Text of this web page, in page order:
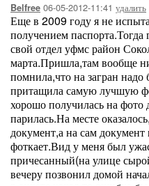
Belfree 06-05-2012-11:41 удалить
Еще в 2009 году я не
получением
свой отдел уфмс район
марта.Пришла,там вообще
помнила,что на загран
притащила самую лучшую
хорошо получилась на
парилась.На месте
документ,а на сам документ
фоткает.Вид у меня был
причесанный(на улице
вечеру позвонил домой